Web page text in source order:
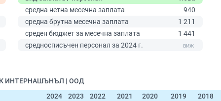
средна нетна месечна заплата
940
средна брутна месечна заплата
1 211
среден бюджет за месечна заплата
1 441
средносписъчен персонал за 2024 г.
ИНТЕРНАШЪНЪЛ | ООД
2024
2023 2022 2021 2020 2019
2018